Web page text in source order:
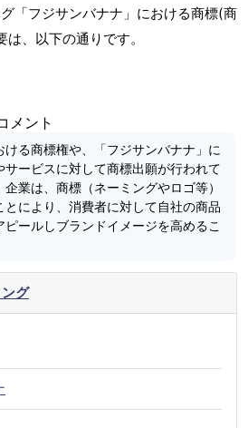
「フジサンバナナ」における商標(商
、以下の通りです。
メント
ける商標権や、「フジサンバナナ」に
ービスに対して商標出願が行われて
業は、商標（ネーミングやロゴ等）
により、消費者に対して自社の商品
ールしブランドイメージを高めるこ
グ